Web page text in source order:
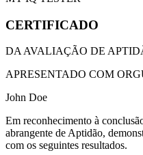
CERTIFICADO
DA AVALIAÇÃO DE
APRESENTADO COM
John Doe
Em reconhecimento à
abrangente de Aptidão,
com os seguintes resultados.